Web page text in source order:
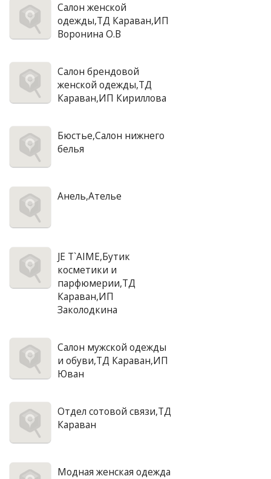
Салон женской
одежды,ТД Караван,ИП
Воронина О.В
Салон брендовой
женской одежды,ТД
Караван,ИП Кириллова
Бюстье,Салон нижнего
белья
Анель,Ателье
JE T`AIME,Бутик
косметики и
парфюмерии,ТД
Караван,ИП
Заколодкина
Салон мужской одежды
и обуви,ТД Караван,ИП
Юван
Отдел сотовой связи,ТД
Караван
Модная женская одежда